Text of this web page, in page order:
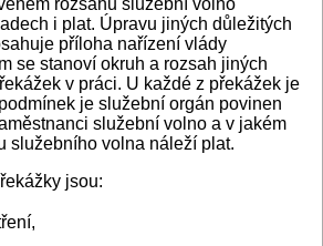
i plat. Úpravu jiných důležitých
příloha nařízení vlády
se stanoví okruh a rozsah jiných
v práci. U každé z překážek je
je služební orgán povinen
služební volno a v jakém
služebního volna náleží plat.
jsou: